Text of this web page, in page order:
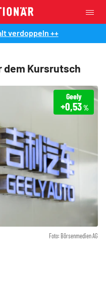
verdoppeln ++
dem Kursrutsch
Foto: Börsenmedien AG
Geely
+0,53%